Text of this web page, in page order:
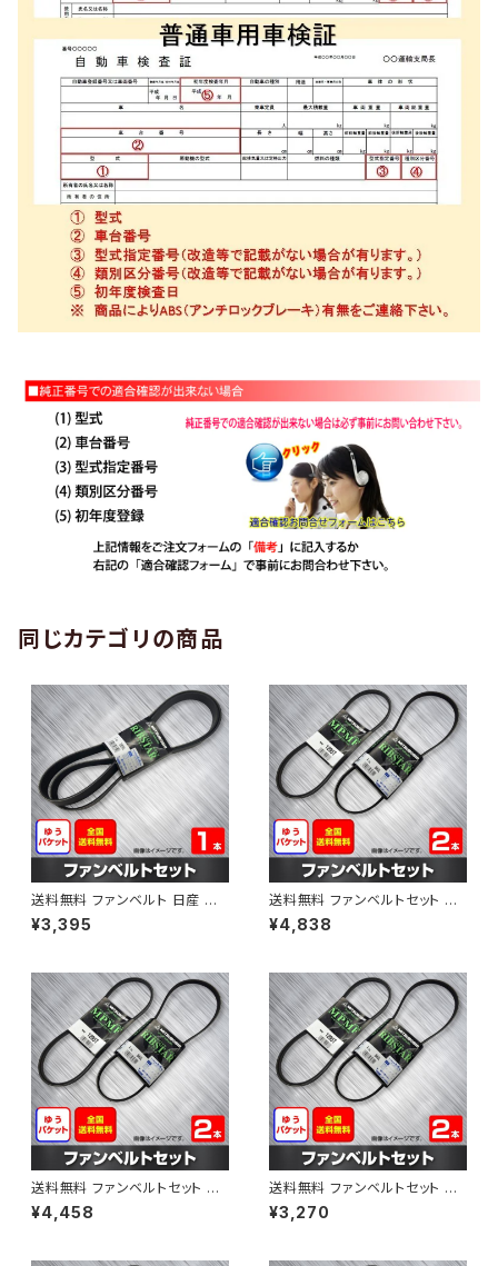
同じカテゴリの商品
送料無料 ファンベルト 日産 エ
クストレイル 型式DNT31 H20.
09～H24.03 （国内トップメー
¥3,395
送料無料 ファンベルトセット 日
産 エルグランド 型式ME51 H1
9.10～ （国内トップメーカー） 2
¥4,838
送料無料 ファンベルトセット 日
産 アベニール 型式PW11 H12.1
0～H14.08 （国内トップメーカ
¥4,458
送料無料 ファンベルトセット 日
産 サニー 型式B15 H10.10～H
12.09 （国内トップメーカー） 2
¥3,270